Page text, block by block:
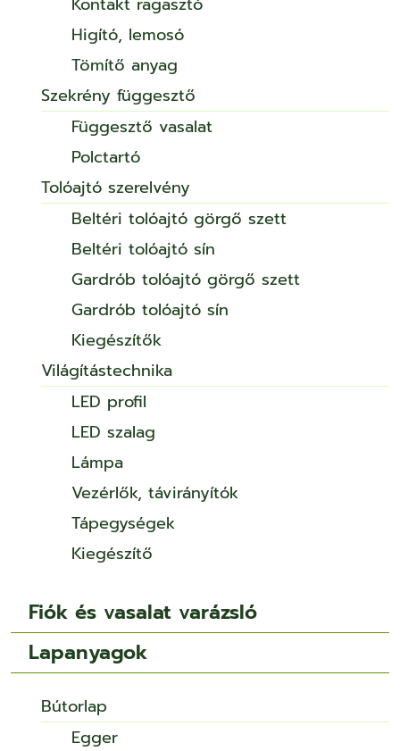
Higító, lemosó
Tömítő anyag
Szekrény függesztő
Függesztő vasalat
Polctartó
Tolóajtó szerelvény
Beltéri tolóajtó görgő szett
Beltéri tolóajtó sín
Gardrób tolóajtó görgő szett
Gardrób tolóajtó sín
Kiegészítők
Világítástechnika
LED profil
LED szalag
Lámpa
Vezérlők, távirányítók
Tápegységek
Kiegészítő
Fiók és vasalat varázsló
Lapanyagok
Bútorlap
Egger